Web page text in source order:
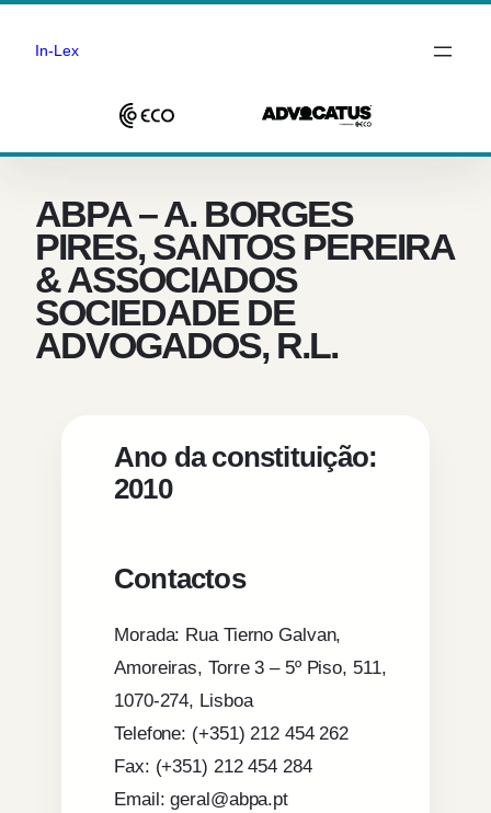
Saltar
conteúdo
In-Lex
ABPA – A. BORGES
PIRES, SANTOS PEREIRA
& ASSOCIADOS
SOCIEDADE DE
ADVOGADOS, R.L.
Ano da constituição:
2010
Contactos
Morada: Rua Tierno Galvan,
Amoreiras, Torre 3 – 5º Piso, 511,
1070-274, Lisboa
Telefone: (+351) 212 454 262
Fax: (+351) 212 454 284
Email: geral@abpa.pt